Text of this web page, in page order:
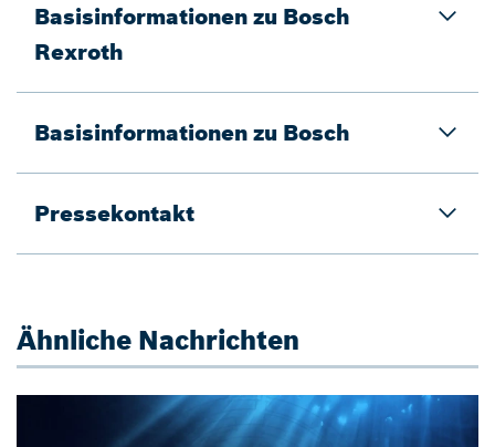
Basisinformationen zu Bosch
Rexroth
Basisinformationen zu Bosch
Pressekontakt
Ähnliche Nachrichten